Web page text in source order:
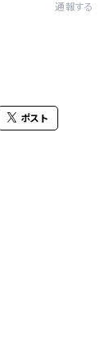
通報する
ポスト